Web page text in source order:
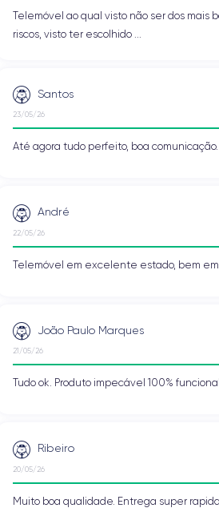
Telemóvel ao qual visto não ser dos
riscos, visto ter escolhido ...
Santos
23/05/26
Até agora tudo perfeito, boa
André
22/05/26
Telemóvel em excelente estado, bem
João Paulo Marques
21/05/26
Tudo ok. Produto impecável 100%
Ribeiro
20/05/26
Muito boa qualidade. Entrega super